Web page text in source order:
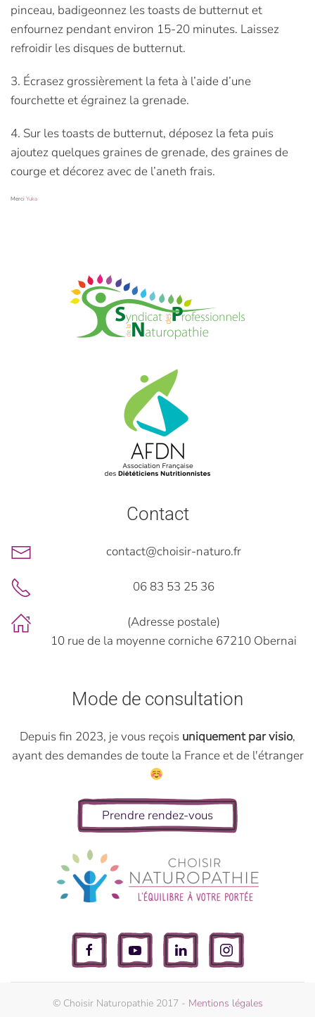
pinceau, badigeonnez les toasts de butternut et
enfournez pendant environ 15-20 minutes. Laissez
refroidir les disques de butternut.
3. Écrasez grossièrement la feta à l’aide d’une
fourchette et égrainez la grenade.
4. Sur les toasts de butternut, déposez la feta puis
ajoutez quelques graines de grenade, des graines de
courge et décorez avec de l’aneth frais.
MerciYuka
Contact
contact@choisir-naturo.fr
06 83 53 25 36
(Adresse postale)
10 rue de la moyenne corniche 67210 Obernai
Mode de consultation
Depuis fin 2023, je vous reçois uniquement par visio,
ayant des demandes de toute la France et de l'étranger
Prendre rendez-vous
© Choisir Naturopathie 2017 - Mentions légales